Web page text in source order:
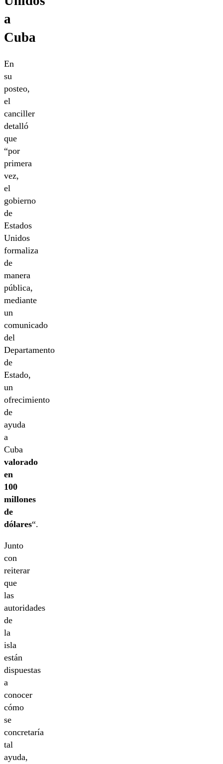
a
Cuba
En
su
posteo,
el
canciller
detalló
que
“por
primera
vez,
el
gobierno
de
Estados
Unidos
formaliza
de
manera
pública,
mediante
un
comunicado
del
Departamento
de
Estado,
un
ofrecimiento
de
ayuda
a
Cuba
valorado
en
100
millones
de
dólares“.
Junto
con
reiterar
que
las
autoridades
de
la
isla
están
dispuestas
a
conocer
cómo
se
concretaría
tal
ayuda,